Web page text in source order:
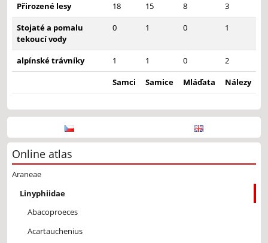
Přirozené lesy
18 15 8
3
Stojaté a pomalu
tekoucí vody
0 1 0 1
alpínské trávníky 1 1 0
2
Samci
Samice Mláďata Nálezy
Online atlas
Araneae
Linyphiidae
Abacoproeces
Acartauchenius